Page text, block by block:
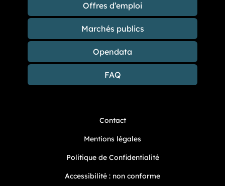
Offres d’emploi
Marchés publics
Opendata
FAQ
Contact
Mentions légales
Politique de Confidentialité
Accessibilité : non conforme